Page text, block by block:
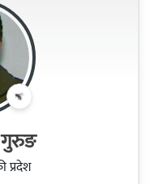
गुरुङ
प्रदेश